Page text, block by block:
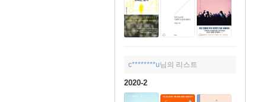
c********u님의 리스트
2020-2